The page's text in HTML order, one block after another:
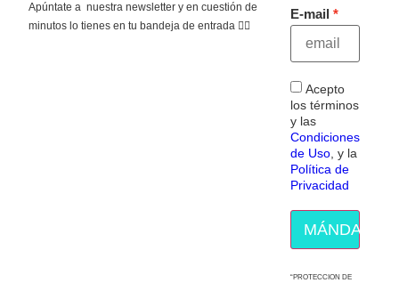
Apúntate a nuestra newsletter y en cuestión de
minutos lo tienes en tu bandeja de entrada 👇🏻
E-mail
Acepto
los términos
y las
Condiciones
de Uso, y la
Política de
Privacidad
MÁNDAME
“PROTECCION DE